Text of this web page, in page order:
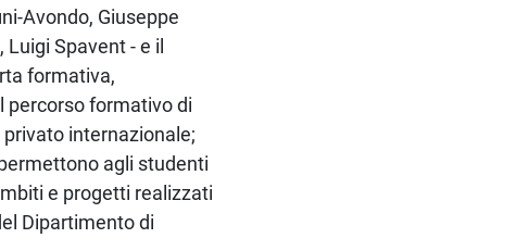
Avondo, Giuseppe
Luigi Spavent - e il
formativa,
percorso formativo di
internazionale;
agli studenti
e progetti realizzati
Dipartimento di